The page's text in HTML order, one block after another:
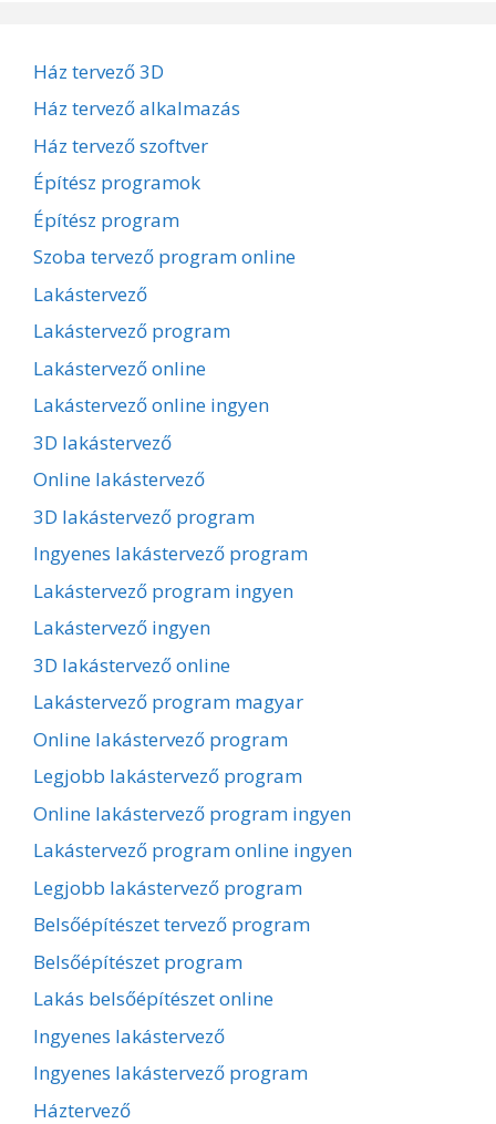
Ház tervező 3D
Ház tervező alkalmazás
Ház tervező szoftver
Építész programok
Építész program
Szoba tervező program online
Lakástervező
Lakástervező program
Lakástervező online
Lakástervező online ingyen
3D lakástervező
Online lakástervező
3D lakástervező program
Ingyenes lakástervező program
Lakástervező program ingyen
Lakástervező ingyen
3D lakástervező online
Lakástervező program magyar
Online lakástervező program
Legjobb lakástervező program
Online lakástervező program ingyen
Lakástervező program online ingyen
Legjobb lakástervező program
Belsőépítészet tervező program
Belsőépítészet program
Lakás belsőépítészet online
Ingyenes lakástervező
Ingyenes lakástervező program
Háztervező